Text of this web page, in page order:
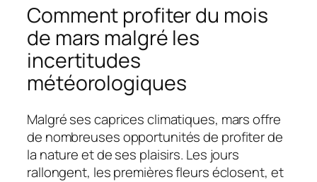
Comment profiter du mois
de mars malgré les
incertitudes
météorologiques
Malgré ses caprices climatiques, mars offre
de nombreuses opportunités de profiter de
la nature et de ses plaisirs. Les jours
rallongent, les premières fleurs éclosent, et